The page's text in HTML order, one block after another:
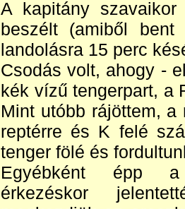
A kapitány
beszélt (amiből
landolásra 15 perc
Csodás volt, ahogy -
kék vízű tengerpart, a
Mint utóbb rájöttem,
reptérre és K felé
tenger fölé és
Egyébként épp
érkezéskor